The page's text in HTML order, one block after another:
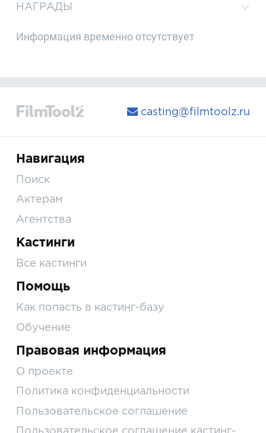
НАГРАДЫ
Информация временно отсутствует
casting@filmtoolz.ru
Навигация
Поиск
Актерам
Агентства
Кастинги
Все кастинги
Помощь
Как попасть в кастинг-базу
Обучение
Правовая информация
О проекте
Политика конфиденциальности
Пользовательское соглашение
Пользовательское соглашение кастинг-